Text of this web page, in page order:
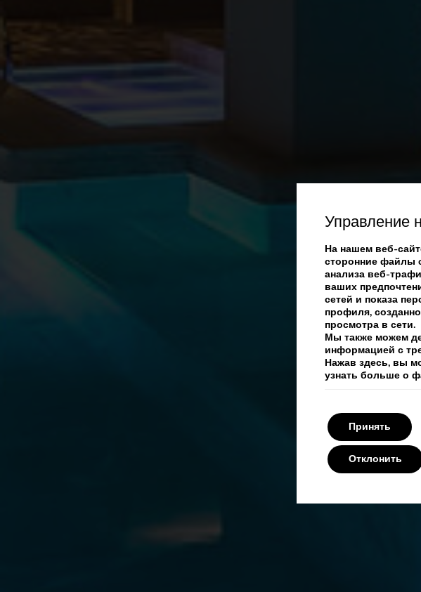
Управление
На нашем веб-
сторонние файлы
анализа веб-
ваших
сетей и показа
профиля,
просмотра в сети.
Мы также можем
информацией с
Нажав здесь, вы
узнать больше о
Принять
Отклонить